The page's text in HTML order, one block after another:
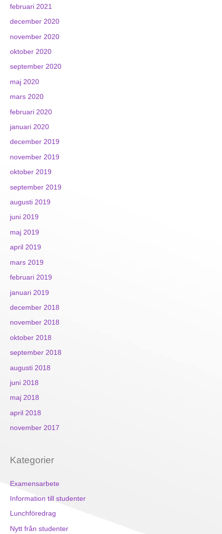
februari 2021
december 2020
november 2020
oktober 2020
september 2020
maj 2020
mars 2020
februari 2020
januari 2020
december 2019
november 2019
oktober 2019
september 2019
augusti 2019
juni 2019
maj 2019
april 2019
mars 2019
februari 2019
januari 2019
december 2018
november 2018
oktober 2018
september 2018
augusti 2018
juni 2018
maj 2018
april 2018
november 2017
Kategorier
Examensarbete
Information till studenter
Lunchföredrag
Nytt från studenter